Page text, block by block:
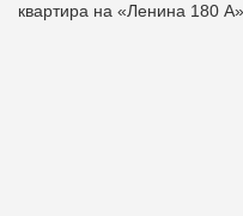
квартира на «Ленина 180 А»